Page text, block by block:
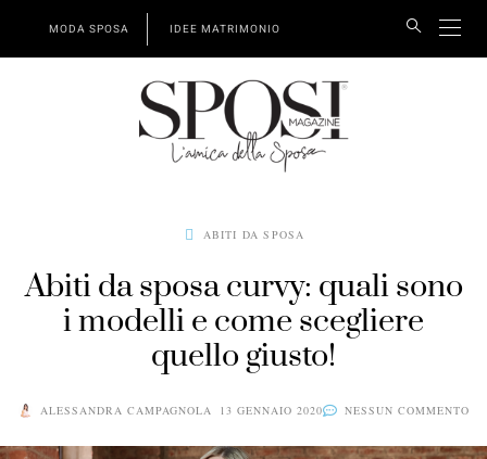
MODA SPOSA IDEE MATRIMONIO
ABITI DA SPOSA
Abiti da sposa curvy: quali sono
i modelli e come scegliere
quello giusto!
ALESSANDRA CAMPAGNOLA 13 GENNAIO 2020 NESSUN COMMENTO